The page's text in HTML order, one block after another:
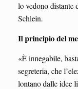
lo vedono distante
Schlein.
Il principio del
«È innegabile,
segreteria, che
lontano dalle idee